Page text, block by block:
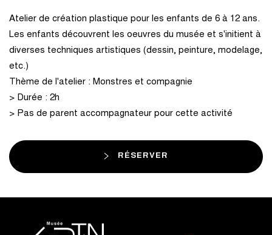
Atelier de création plastique pour les enfants de 6 à 12 ans.
Les enfants découvrent les oeuvres du musée et s'initient à
diverses techniques artistiques (dessin, peinture, modelage,
etc.)
Thème de l'atelier : Monstres et compagnie
> Durée : 2h
> Pas de parent accompagnateur pour cette activité
RÉSERVER